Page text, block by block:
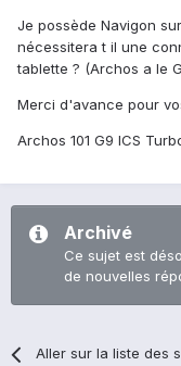
Je possède Navigon
nécessitera t il une
tablette ? (Archos a le
Merci d'avance pour
Archos 101 G9 ICS
Archivé
Ce sujet est
de nouvelles
Aller sur la liste des